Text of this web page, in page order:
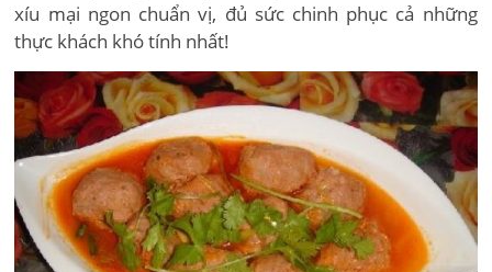
xíu mại ngon chuẩn vị, đủ sức chinh phục cả những
thực khách khó tính nhất!